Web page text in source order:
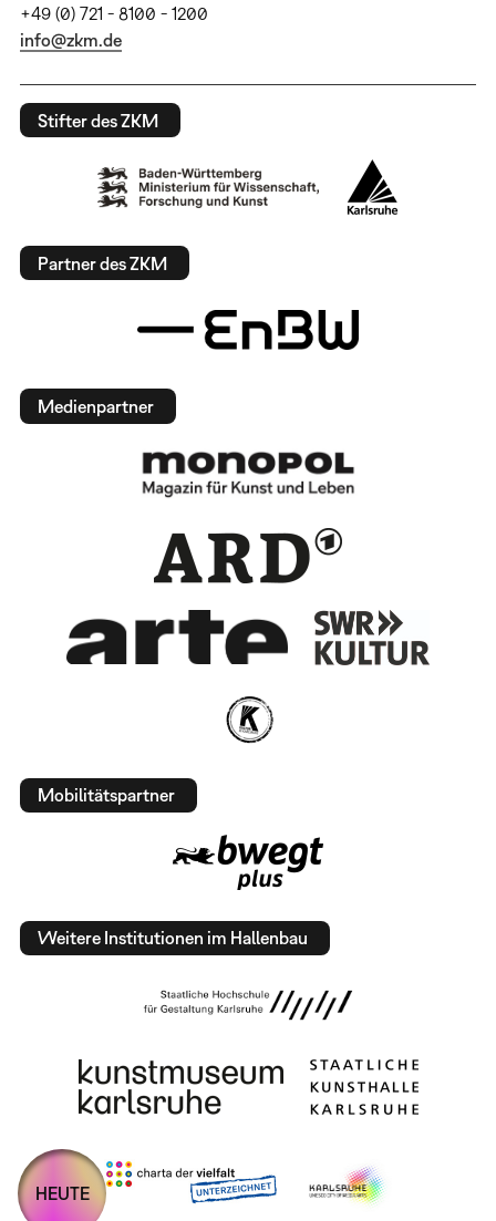
+49 (0) 721 - 8100 - 1200
info@zkm.de
Stifter des ZKM
Partner des ZKM
Medienpartner
Mobilitätspartner
Weitere Institutionen im Hallenbau
HEUTE